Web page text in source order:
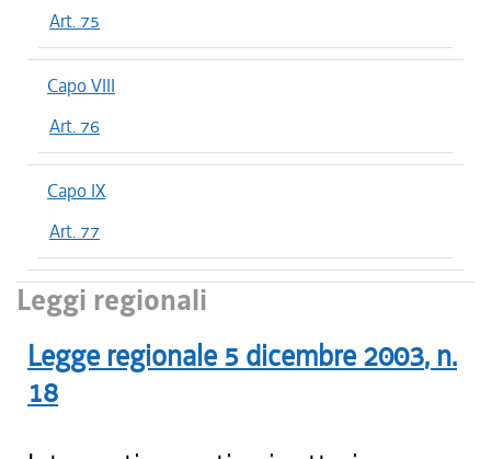
Art. 75
Capo VIII
Art. 76
Capo IX
Art. 77
Leggi regionali
Legge regionale 5 dicembre 2003, n.
18